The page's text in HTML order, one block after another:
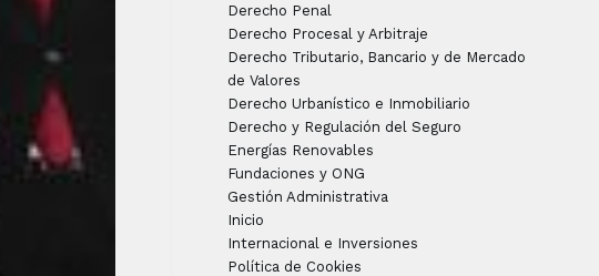
Derecho Penal
Derecho Procesal y Arbitraje
Derecho Tributario, Bancario y de Mercado
de Valores
Derecho Urbanístico e Inmobiliario
Derecho y Regulación del Seguro
Energías Renovables
Fundaciones y ONG
Gestión Administrativa
Inicio
Internacional e Inversiones
Política de Cookies